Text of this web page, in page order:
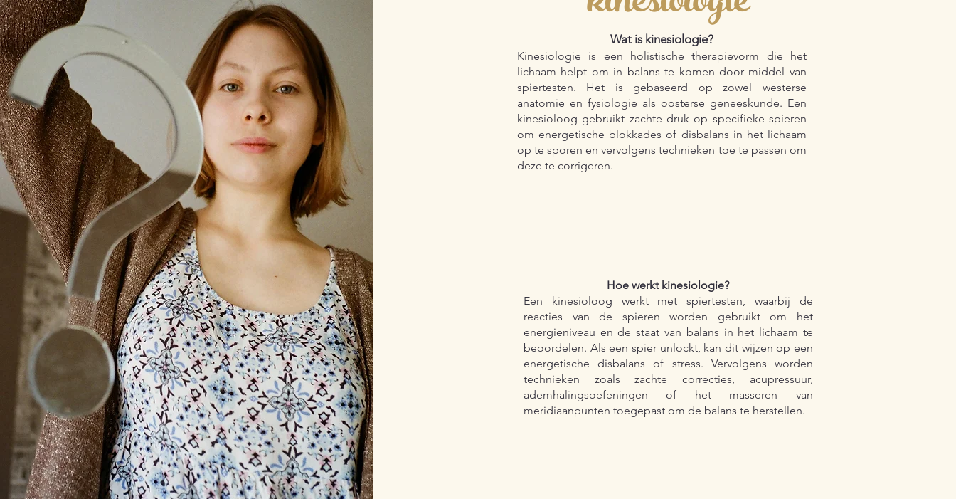
Wat is kinesiologie?
Kinesiologie is een holistische therapievorm die het
lichaam helpt om in balans te komen door middel van
spiertesten. Het is gebaseerd op zowel westerse
anatomie en fysiologie als oosterse geneeskunde. Een
kinesioloog gebruikt zachte druk op specifieke spieren
om energetische blokkades of disbalans in het lichaam
op te sporen en vervolgens technieken toe te passen om
deze te corrigeren.
Hoe werkt kinesiologie?
Een kinesioloog werkt met spiertesten, waarbij de
reacties van de spieren worden gebruikt om het
energieniveau en de staat van balans in het lichaam te
beoordelen. Als een spier unlockt, kan dit wijzen op een
energetische disbalans of stress. Vervolgens worden
technieken zoals zachte correcties, acupressuur,
ademhalingsoefeningen of het masseren van
meridiaanpunten toegepast om de balans te herstellen.